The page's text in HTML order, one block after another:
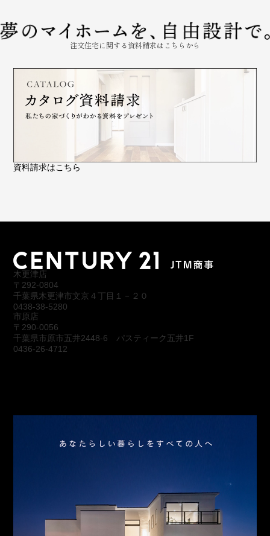
注文住宅に関する資料請求はこちらから
資料請求はこちら
木更津店
〒292-0804
千葉県木更津市文京４丁目１－２０
0438-38-5280
市原店
〒290-0056
千葉県市原市五井2448-6 パスティーク五井1F
0436-26-4712